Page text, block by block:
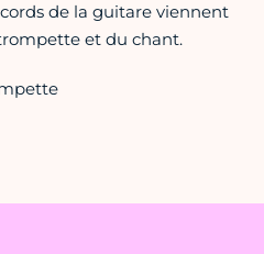
de la guitare viennent
et du chant.